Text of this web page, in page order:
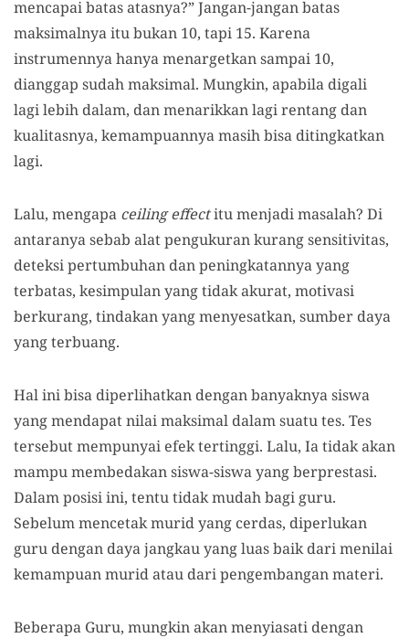
mencapai batas atasnya?” Jangan-jangan batas
maksimalnya itu bukan 10, tapi 15. Karena
instrumennya hanya menargetkan sampai 10,
dianggap sudah maksimal. Mungkin, apabila digali
lagi lebih dalam, dan menarikkan lagi rentang dan
kualitasnya, kemampuannya masih bisa ditingkatkan
lagi.
Lalu, mengapa ceiling effectitu menjadi masalah? Di
antaranya sebab alat pengukuran kurang sensitivitas,
deteksi pertumbuhan dan peningkatannya yang
terbatas, kesimpulan yang tidak akurat, motivasi
berkurang, tindakan yang menyesatkan, sumber daya
yang terbuang.
Hal ini bisa diperlihatkan dengan banyaknya siswa
yang mendapat nilai maksimal dalam suatu tes. Tes
tersebut mempunyai efek tertinggi. Lalu, Ia tidak akan
mampu membedakan siswa-siswa yang berprestasi.
Dalam posisi ini, tentu tidak mudah bagi guru.
Sebelum mencetak murid yang cerdas, diperlukan
guru dengan daya jangkau yang luas baik dari menilai
kemampuan murid atau dari pengembangan materi.
Beberapa Guru, mungkin akan menyiasati dengan